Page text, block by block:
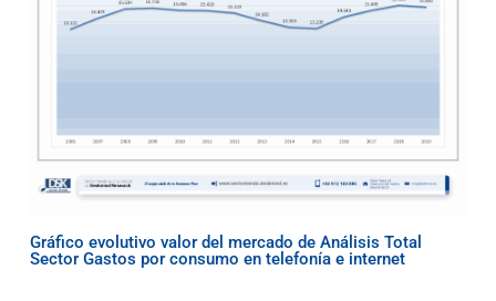
Gráfico evolutivo valor del mercado de Análisis Total
Sector Gastos por consumo en telefonía e internet